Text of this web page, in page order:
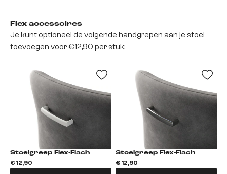
Flex accessoires
Je kunt optioneel de volgende handgrepen aan je stoel
toevoegen voor €12,90 per stuk:
Stoelgreep Flex-Flach
€ 12,90
Stoelgreep Flex-Flach
€ 12,90